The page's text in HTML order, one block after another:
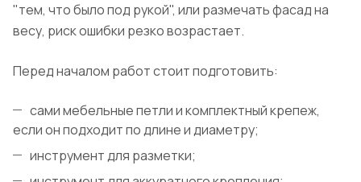
"тем, что было под рукой", или размечать фасад на
весу, риск ошибки резко возрастает.
Перед началом работ стоит подготовить:
сами мебельные петли и комплектный крепеж,
если он подходит по длине и диаметру;
инструмент для разметки;